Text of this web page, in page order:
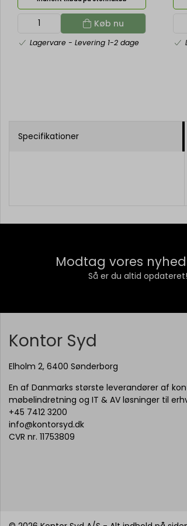
Køb nu
Lagervare - Levering 1-2 dage
Specifikationer
Modtag vores
Så er du altid opdateret!
Kontor Syd
Elholm 2, 6400 Sønderborg
En af Danmarks største leverandører af
møbelindretning og IT & AV løsninger til
+45 7412 3200
info@kontorsyd.dk
CVR nr. 11753809